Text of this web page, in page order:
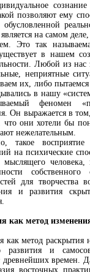
позволяют ему
обусловленной
на самом
Это так
в нашем
Любой из нас
неприятные
их, либо
в нашу
феномен
Он выражается в
что они хотели бы
нежелательным.
такое
на психические
мыслящего
для творчества
и развития
как метод
как метод раскрытия
развития и
древнейших времен.
восточных